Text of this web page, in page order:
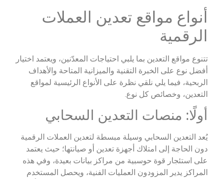
أنواع مواقع تعدين العملات
الرقمية
تتنوع مواقع التعدين بما يلبي احتياجات المعدّنين، ويعتمد اختيار
أفضل نوع على الخبرة التقنية والميزانية المتاحة والأهداف
الربحية، فيما يلي نلقي نظرة على الأنواع الرئيسية لمواقع
التعدين، وخصائص كل نوع.
أولًا: منصات التعدين السحابي
يُعد التعدين السحابي وسيلة مبسطة لتعدين العملات الرقمية
دون الحاجة إلى امتلاك أجهزة تعدين أو صيانتها؛ حيث يعتمد
على استئجار قوة حوسبية من مراكز بيانات بعيدة، وفي هذه
المراكز يدير المزودون العمليات الفنية، ويحصل المستخدم